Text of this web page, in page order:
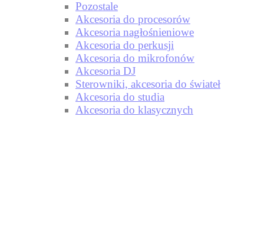
Pozostale
Akcesoria do procesorów
Akcesoria nagłośnieniowe
Akcesoria do perkusji
Akcesoria do mikrofonów
Akcesoria DJ
Sterowniki, akcesoria do świateł
Akcesoria do studia
Akcesoria do klasycznych